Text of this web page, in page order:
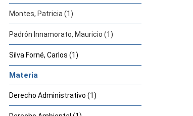
Montes, Patricia (1)
Padrón Innamorato, Mauricio (1)
Silva Forné, Carlos (1)
Materia
Derecho Administrativo (1)